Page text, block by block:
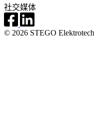
社交媒体
© 2026 STEGO